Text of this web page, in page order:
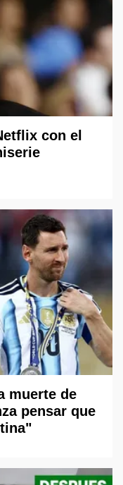
con el
muerte de
pensar que